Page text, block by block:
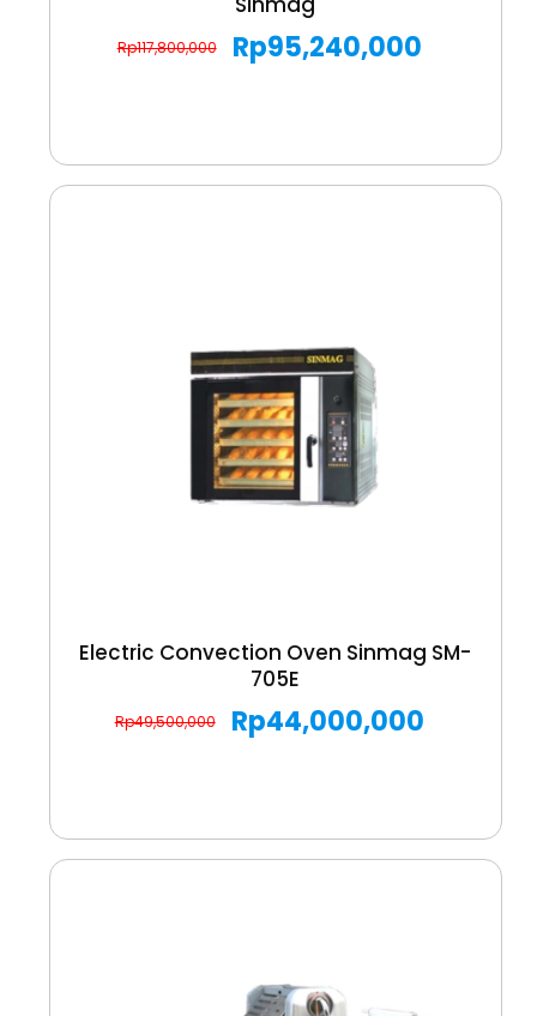
Rp95,240,000
Rp117,800,000
Electric Convection Oven Sinmag SM-
705E
Rp44,000,000
Rp49,500,000